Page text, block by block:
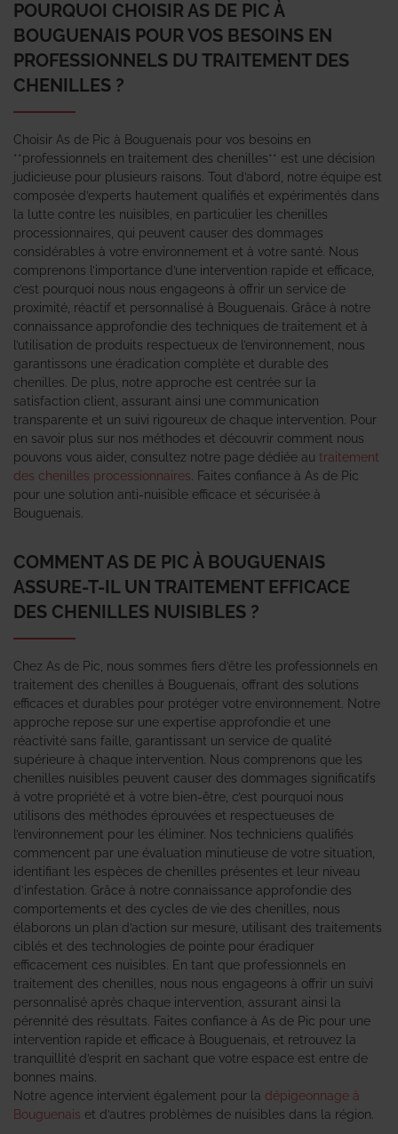
POURQUOI CHOISIR AS DE PIC À
BOUGUENAIS POUR VOS BESOINS EN
PROFESSIONNELS DU TRAITEMENT DES
CHENILLES ?
Choisir As de Pic à Bouguenais pour vos besoins en
**professionnels en traitement des chenilles** est une décision
judicieuse pour plusieurs raisons. Tout d’abord, notre équipe est
composée d’experts hautement qualifiés et expérimentés dans
la lutte contre les nuisibles, en particulier les chenilles
processionnaires, qui peuvent causer des dommages
considérables à votre environnement et à votre santé. Nous
comprenons l’importance d’une intervention rapide et efficace,
c’est pourquoi nous nous engageons à offrir un service de
proximité, réactif et personnalisé à Bouguenais. Grâce à notre
connaissance approfondie des techniques de traitement et à
l’utilisation de produits respectueux de l’environnement, nous
garantissons une éradication complète et durable des
chenilles. De plus, notre approche est centrée sur la
satisfaction client, assurant ainsi une communication
transparente et un suivi rigoureux de chaque intervention. Pour
en savoir plus sur nos méthodes et découvrir comment nous
pouvons vous aider, consultez notre page dédiée au traitement
des chenilles processionnaires . Faites confiance à As de Pic
pour une solution anti-nuisible efficace et sécurisée à
Bouguenais.
COMMENT AS DE PIC À BOUGUENAIS
ASSURE-T-IL UN TRAITEMENT EFFICACE
DES CHENILLES NUISIBLES ?
Chez As de Pic, nous sommes fiers d’être les professionnels en
traitement des chenilles à Bouguenais, offrant des solutions
efficaces et durables pour protéger votre environnement. Notre
approche repose sur une expertise approfondie et une
réactivité sans faille, garantissant un service de qualité
supérieure à chaque intervention. Nous comprenons que les
chenilles nuisibles peuvent causer des dommages significatifs
à votre propriété et à votre bien-être, c’est pourquoi nous
utilisons des méthodes éprouvées et respectueuses de
l’environnement pour les éliminer. Nos techniciens qualifiés
commencent par une évaluation minutieuse de votre situation,
identifiant les espèces de chenilles présentes et leur niveau
d’infestation. Grâce à notre connaissance approfondie des
comportements et des cycles de vie des chenilles, nous
élaborons un plan d’action sur mesure, utilisant des traitements
ciblés et des technologies de pointe pour éradiquer
efficacement ces nuisibles. En tant que professionnels en
traitement des chenilles, nous nous engageons à offrir un suivi
personnalisé après chaque intervention, assurant ainsi la
pérennité des résultats. Faites confiance à As de Pic pour une
intervention rapide et efficace à Bouguenais, et retrouvez la
tranquillité d’esprit en sachant que votre espace est entre de
bonnes mains.
Notre agence intervient également pour la dépigeonnage à
Bouguenais et d’autres problèmes de nuisibles dans la région.